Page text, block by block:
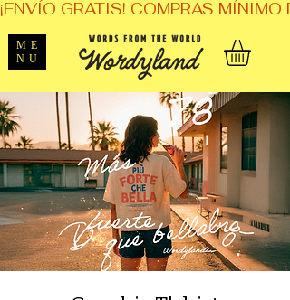
¡ENVÍO GRATIS! COMPRAS MÍNIMO
ME
NU